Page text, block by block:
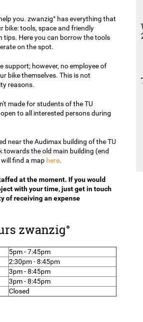
you. zwanzig° has everything that
bike: tools, space and friendly
tips. Here you can borrow the tools
on the spot.
support; however, no employee of
bike themselves. This is not
reasons.
made for students of the TU
to all interested persons during
near the Audimax building of the TU
towards the old main building (end
find a map here.
at the moment. If you would
with your time, just get in touch
of receiving an expense
zwanzig°
5pm - 7:45pm
2:30pm - 8:45pm
3pm - 8:45pm
3pm - 8:45pm
Closed